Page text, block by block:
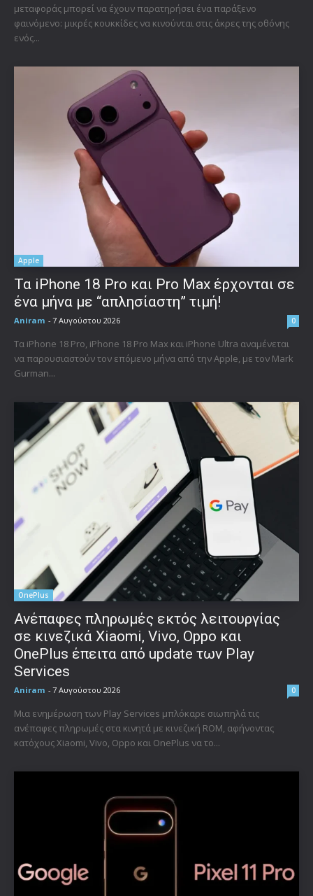
μεταφοράς μπορεί να έχουν παρατηρήσει ένα παράξενο
φαινόμενο: μικρές κουκκίδες να κινούνται στις άκρες της οθόνης
ενός...
Apple
Τα iPhone 18 Pro και Pro Max έρχονται σε
ένα μήνα με “απλησίαστη” τιμή!
Aniram - 7 Αυγούστου 2026 0
Τα iPhone 18 Pro, iPhone 18 Pro Max και iPhone Ultra αναμένεται
να παρουσιαστούν τον επόμενο μήνα από την Apple, με τον Mark
Gurman...
OnePlus
Ανέπαφες πληρωμές εκτός λειτουργίας
σε κινεζικά Xiaomi, Vivo, Oppo και
OnePlus έπειτα από update των Play
Services
Aniram - 7 Αυγούστου 2026 0
Μια ενημέρωση των Play Services μπλόκαρε σιωπηλά τις
ανέπαφες πληρωμές στα κινητά με κινεζική ROM, αφήνοντας
κατόχους Xiaomi, Vivo, Oppo και OnePlus να το...